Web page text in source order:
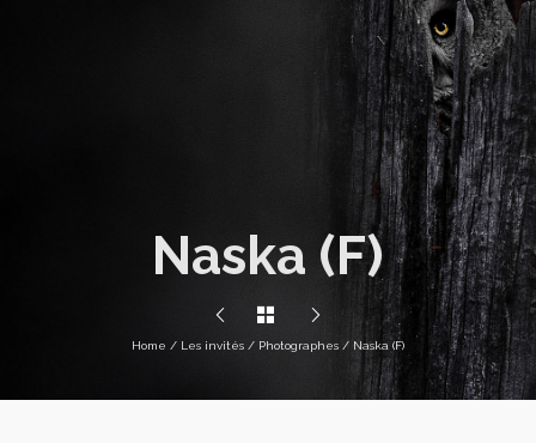
Naska (F)
Home / Les invités / Photographes / Naska (F)